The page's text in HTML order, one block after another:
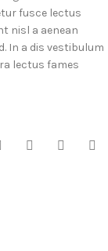
fusce lectus
nisl a aenean
In a dis vestibulum
lectus fames